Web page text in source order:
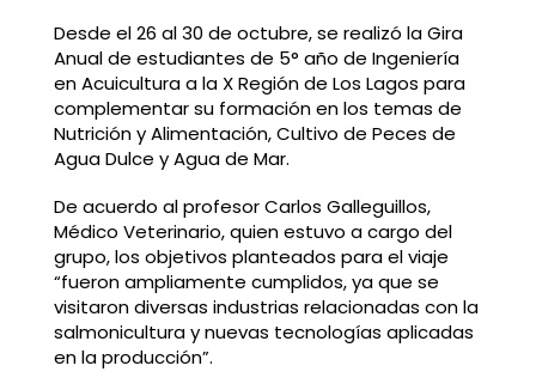
Desde el 26 al 30 de octubre, se realizó la Gira
Anual de estudiantes de 5° año de Ingeniería
en Acuicultura a la X Región de Los Lagos para
complementar su formación en los temas de
Nutrición y Alimentación, Cultivo de Peces de
Agua Dulce y Agua de Mar.
De acuerdo al profesor Carlos Galleguillos,
Médico Veterinario, quien estuvo a cargo del
grupo, los objetivos planteados para el viaje
“fueron ampliamente cumplidos, ya que se
visitaron diversas industrias relacionadas con la
salmonicultura y nuevas tecnologías aplicadas
en la producción”.